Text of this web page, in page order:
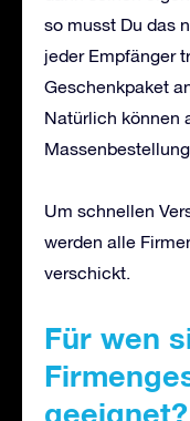
so musst Du das
jeder Empfänger
Geschenkpaket
Natürlich können
Um schnellen
werden alle
verschickt.
Für wen
geeignet?